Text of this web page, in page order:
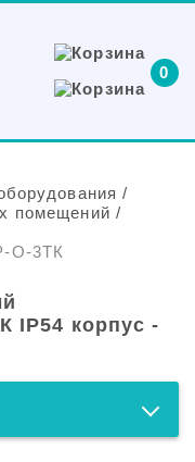
0
/
помещений /
О-3ТК
IP54 корпус -